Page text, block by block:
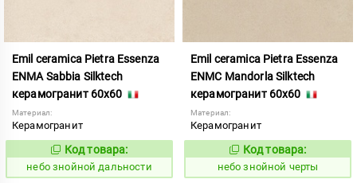
Emil ceramica Pietra Essenza
ENMA Sabbia Silktech
керамогранит 60x60
Материал:
Керамогранит
1113496
Код товара:
небо знойной дальности
Emil ceramica Pietra Essenza
ENMC Mandorla Silktech
керамогранит 60x60
Материал:
Керамогранит
1113495
Код товара:
небо знойной черты